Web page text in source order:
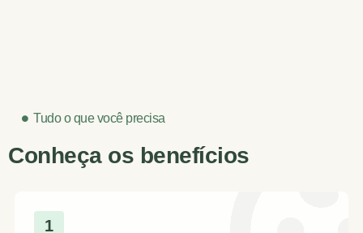
Tudo o que você precisa
Conheça os benefícios
1